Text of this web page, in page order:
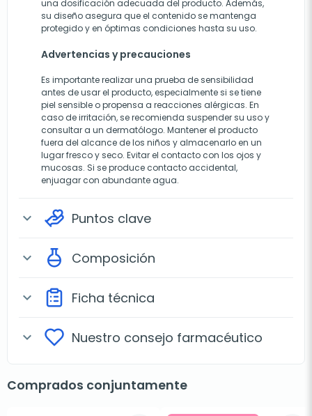
una dosificación adecuada del producto. Además,
su diseño asegura que el contenido se mantenga
protegido y en óptimas condiciones hasta su uso.
Advertencias y precauciones
Es importante realizar una prueba de sensibilidad
antes de usar el producto, especialmente si se tiene
piel sensible o propensa a reacciones alérgicas. En
caso de irritación, se recomienda suspender su uso y
consultar a un dermatólogo. Mantener el producto
fuera del alcance de los niños y almacenarlo en un
lugar fresco y seco. Evitar el contacto con los ojos y
mucosas. Si se produce contacto accidental,
enjuagar con abundante agua.
expand_more Puntos clave
expand_more Composición
expand_more Ficha técnica
expand_more Nuestro consejo farmacéutico
Comprados conjuntamente